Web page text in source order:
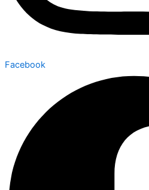
Facebook